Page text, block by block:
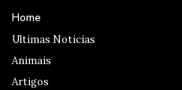
Home
Ultimas Noticias
Animais
Artigos